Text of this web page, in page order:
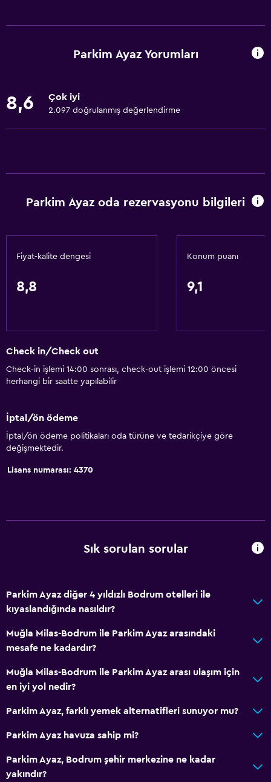
Bisiklet kiralama
Canoe sporu
Güzellik salonu
Su spor tesisleri (tesis bünyesinde)
Rüzgar Sörfü
ATM bulunur
İş merkezi
Araç kiralama
Kişisel hizmet
Animasyon personeli
Yerinde döviz alım satım
Hamam (Türk hamamı)
24 saat resepsiyon
Tüm alanlarda Wi-Fi erişimi
Yangın söndürücü
Duman alarmları
Isıtma
Klimalı
Ücretsiz WiFi
Parkim Ayaz Yorumları
8,6 Çok iyi
2.097 doğrulanmış değerlendirme
Parkim Ayaz oda rezervasyonu bilgileri
Fiyat-kalite dengesi
8,8
Konum puanı
9,1
Check in/Check out
Check-in işlemi 14:00 sonrası, check-out işlemi 12:00 öncesi
herhangi bir saatte yapılabilir
İptal/ön ödeme
İptal/ön ödeme politikaları oda türüne ve tedarikçiye göre
değişmektedir.
Lisans numarası: 4370
Sık sorulan sorular
Parkim Ayaz diğer 4 yıldızlı Bodrum otelleri ile
kıyaslandığında nasıldır?
Muğla Milas-Bodrum ile Parkim Ayaz arasındaki
mesafe ne kadardır?
Muğla Milas-Bodrum ile Parkim Ayaz arası ulaşım için
en iyi yol nedir?
Parkim Ayaz, farklı yemek alternatifleri sunuyor mu?
Parkim Ayaz havuza sahip mi?
Parkim Ayaz, Bodrum şehir merkezine ne kadar
yakındır?